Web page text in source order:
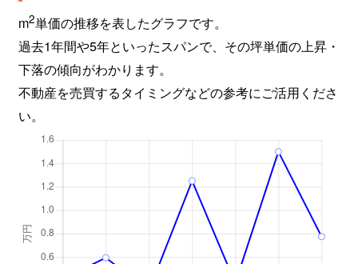
m2単価の推移を表したグラフです。
過去1年間や5年といったスパンで、その坪単価の上昇・
下落の傾向がわかります。
不動産を売買するタイミングなどの参考にご活用くださ
い。